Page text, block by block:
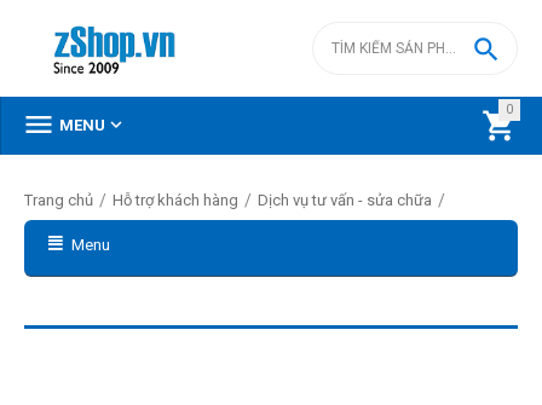
0


 MENU 
Trang chủ / Hỗ trợ khách hàng / Dịch vụ tư vấn - sửa chữa /
Menu